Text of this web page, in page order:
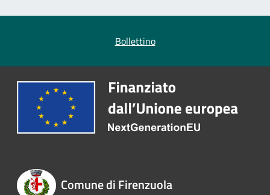
Bollettino
Comune di Firenzuola